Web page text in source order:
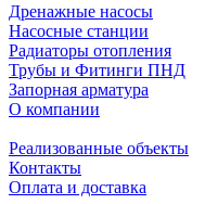
Дренажные насосы
Насосные станции
Радиаторы отопления
Трубы и Фитинги ПНД
Запорная арматура
О компании
Реализованные объекты
Контакты
Оплата и доставка